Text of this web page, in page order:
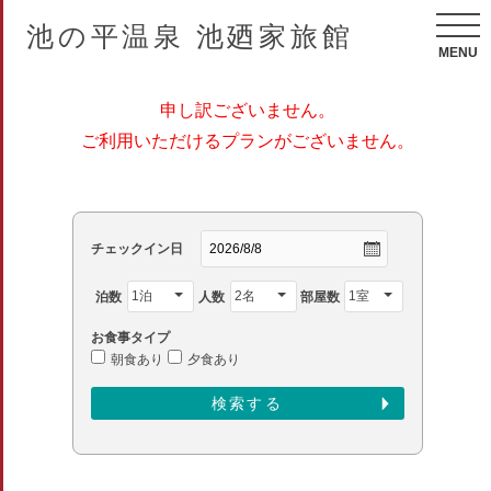
池の平温泉 池廼家旅館
MENU
申し訳ございません。
ご利用いただけるプランがございません。
チェックイン日
泊数 人数 部屋数
お食事タイプ
朝食あり
夕食あり